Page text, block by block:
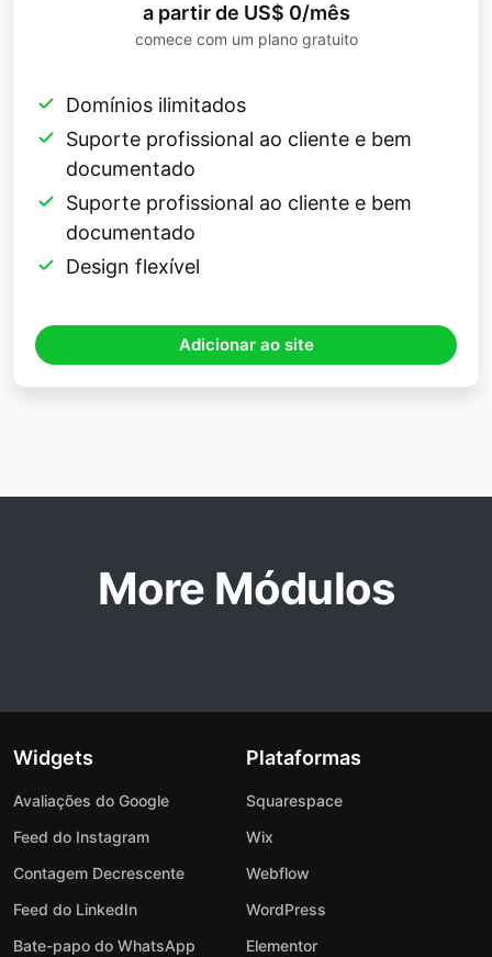
a partir de US$ 0/mês
comece com um plano gratuito
Domínios ilimitados
Suporte profissional ao cliente e bem
documentado
Suporte profissional ao cliente e bem
documentado
Design flexível
Adicionar ao site
More Módulos
Widgets
Avaliações do Google
Feed do Instagram
Contagem Decrescente
Feed do LinkedIn
Bate-papo do WhatsApp
Plataformas
Squarespace
Wix
Webflow
WordPress
Elementor